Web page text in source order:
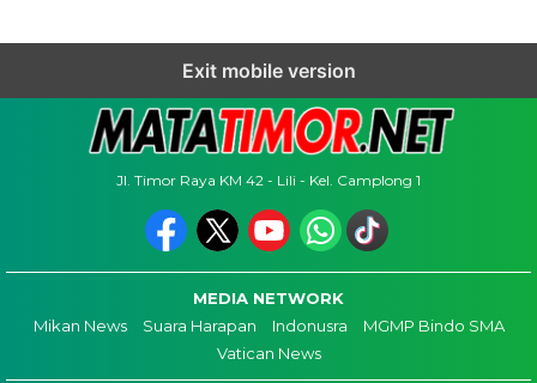
Exit mobile version
Jl. Timor Raya KM 42 - Lili - Kel. Camplong 1
MEDIA NETWORK
Mikan News
Suara Harapan Indonusra
MGMP Bindo SMA
Vatican News